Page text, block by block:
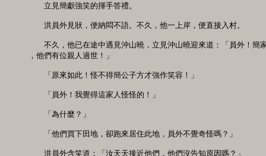
立見簡獻強笑的揮手答禮。
洪員外見狀，便納悶不語。不久，他一上岸，便直接入村。
不久，他已在途中遇見沖山曉，立見沖山曉迎來道：「員外！簡
，他們有位親人過世！」
「原來如此！怪不得簡公子方才強作笑容！」
「員外！我覺得這家人怪怪的！」
「為什麼？」
「他們買下田地，卻跑來居住此地，員外不覺奇怪嗎？」
洪員外含笑道：「汝天天接近他們，他們沒告知原因嗎？」